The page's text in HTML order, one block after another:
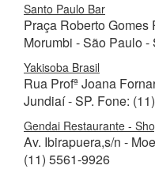
Santo Paulo Bar
Praça Roberto Gomes
Morumbi - São Paulo
Yakisoba Brasil
Rua Profª Joana
Jundiaí - SP. Fone:
Gendai Restaurante -
Av. Ibirapuera,s/n -
(11) 5561-9926